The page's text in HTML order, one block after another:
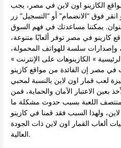
الكازينو اون لاين في مصر، يجب
فوق “الانضمام” أو “التسجيل” زر
يمكننا مساعدتك في فهم السوق
في مصر توفر ألعابًا متنوعة،
وإصدارات سلسة للهواتف المحمولة،
» الكازينوهات على الإنترنت »
في مصر إن الفائدة من مواقع كازينو
لعب قمار اون لاين بالنسبة لمحبي
بعين الاعتبار الآمان والحماية، فمن
منتصف اللعبة بسبب حدوث مشكلة ما
ولهذا السبب فقد قمنا في كازينو
ألعاب القمار اون لاين ذات الجودة
العالية.